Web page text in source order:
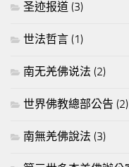
圣迹报道 (3)
世法哲言 (1)
南无羌佛说法 (2)
世界佛教總部公告 (2)
南無羌佛說法 (3)